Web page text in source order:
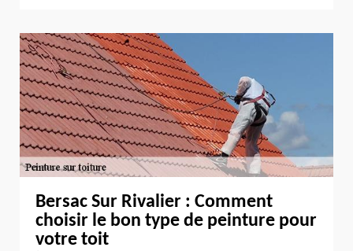
Bersac Sur Rivalier : Comment
choisir le bon type de peinture pour
votre toit